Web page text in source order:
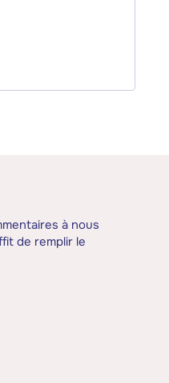
à nous
de remplir le